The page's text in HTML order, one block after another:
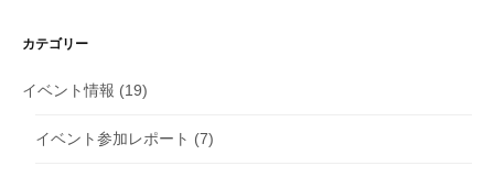
カテゴリー
イベント情報 (19)
イベント参加レポート (7)